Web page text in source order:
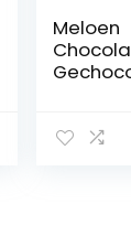
Meloen
edele